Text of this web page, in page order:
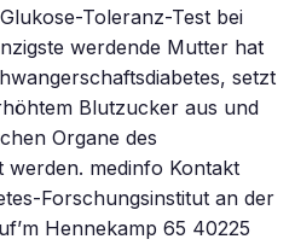
Toleranz-Test bei
werdende Mutter hat
setzt
Blutzucker aus und
Organe des
werden. medinfo Kontakt
Forschungsinstitut an der
Hennekamp 65 40225